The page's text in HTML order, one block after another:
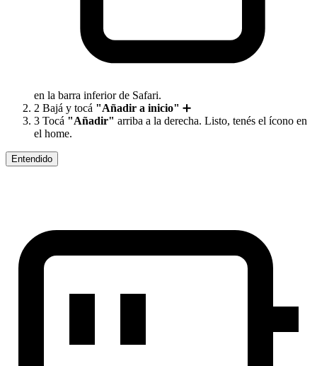
en la barra inferior de Safari.
2 Bajá y tocá "Añadir a inicio" ➕
3 Tocá "Añadir" arriba a la derecha. Listo, tenés el ícono en
el home.
Entendido